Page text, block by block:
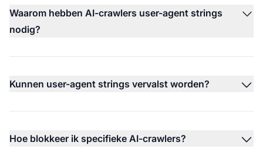
Waarom hebben AI-crawlers user-agent strings
nodig?
Kunnen user-agent strings vervalst worden?
Hoe blokkeer ik specifieke AI-crawlers?